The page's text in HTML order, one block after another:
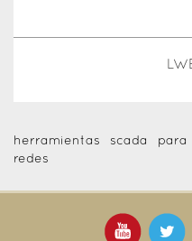
herramientas scada
redes